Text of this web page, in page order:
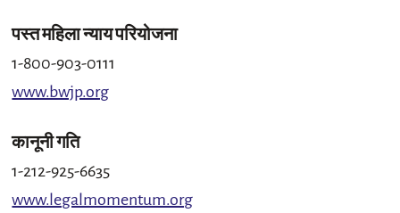
पस्त महिला न्याय परियोजना
1-800-903-0111
www.bwjp.org
कानूनी गति
1-212-925-6635
www.legalmomentum.org